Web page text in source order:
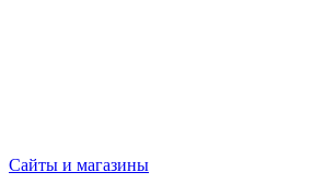
Сайты и магазины